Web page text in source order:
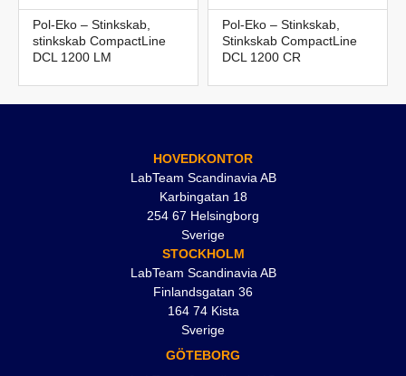
Pol-Eko – Stinkskab,
stinkskab CompactLine
DCL 1200 LM
Pol-Eko – Stinkskab,
Stinkskab CompactLine
DCL 1200 CR
HOVEDKONTOR
LabTeam Scandinavia AB
Karbingatan 18
254 67 Helsingborg
Sverige
STOCKHOLM
LabTeam Scandinavia AB
Finlandsgatan 36
164 74 Kista
Sverige
GÖTEBORG